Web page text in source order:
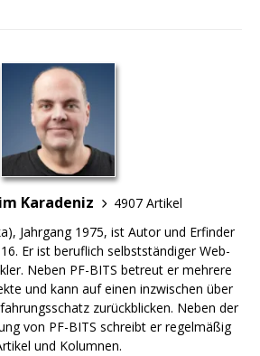
Karadeniz
4907 Artikel
Jahrgang 1975, ist Autor und Erfinder
Er ist beruflich selbstständiger Web-
Neben PF-BITS betreut er mehrere
und kann auf einen inzwischen über
zurückblicken. Neben der
von PF-BITS schreibt er regelmäßig
und Kolumnen.